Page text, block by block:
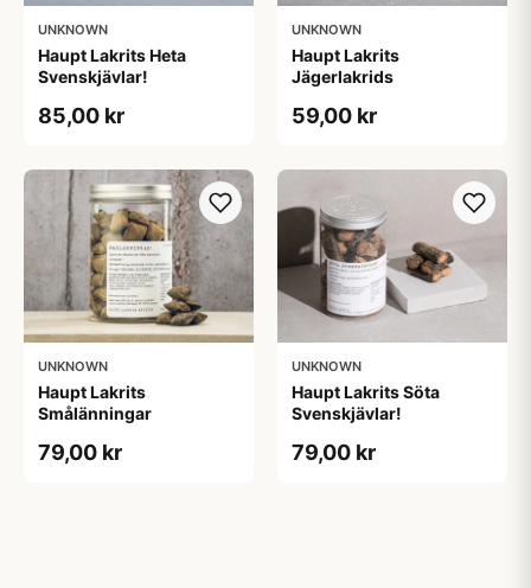
UNKNOWN
Haupt Lakrits Heta
Svenskjävlar!
85,00 kr
UNKNOWN
Haupt Lakrits
Jägerlakrids
59,00 kr
UNKNOWN
Haupt Lakrits
Smålänningar​
79,00 kr
UNKNOWN
Haupt Lakrits Söta
Svenskjävlar!
79,00 kr